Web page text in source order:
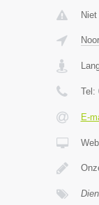
Tel:
E-